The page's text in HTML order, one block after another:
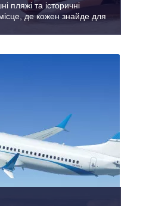
пляжі та історичні
де кожен знайде для